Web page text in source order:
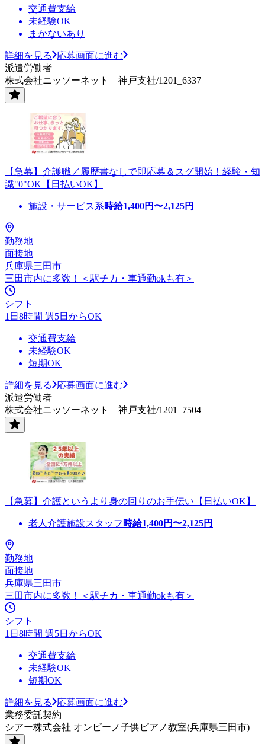
交通費支給
未経験OK
まかないあり
詳細を見る
応募画面に進む
派遣労働者
株式会社ニッソーネット 神戸支社/1201_6337
【急募】介護職／履歴書なしで即応募＆スグ開始！経験・知
識"0"OK【日払いOK】
施設・サービス系時給1,400円〜2,125円
勤務地
面接地
兵庫県三田市
三田市内に多数！＜駅チカ・車通勤okも有＞
シフト
1日8時間 週5日からOK
交通費支給
未経験OK
短期OK
詳細を見る
応募画面に進む
派遣労働者
株式会社ニッソーネット 神戸支社/1201_7504
【急募】介護というより身の回りのお手伝い【日払いOK】
老人介護施設スタッフ 時給1,400円〜2,125円
勤務地
面接地
兵庫県三田市
三田市内に多数！＜駅チカ・車通勤okも有＞
シフト
1日8時間 週5日からOK
交通費支給
未経験OK
短期OK
詳細を見る
応募画面に進む
業務委託契約
シアー株式会社 オンピーノ子供ピアノ教室(兵庫県三田市)